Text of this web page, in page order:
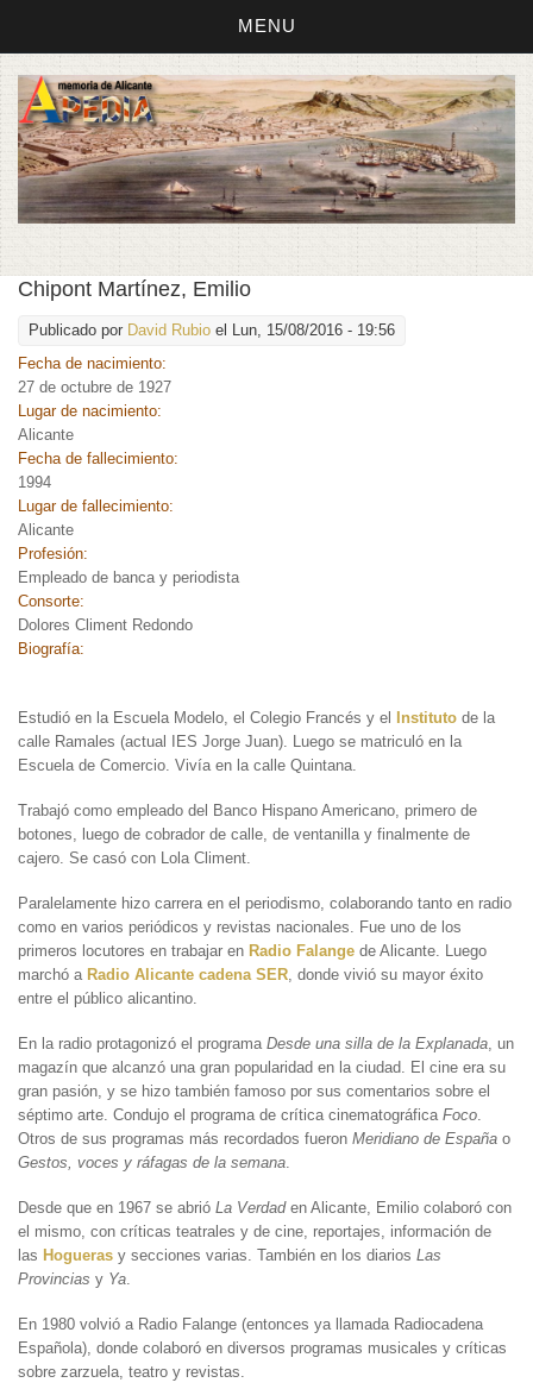
MENU
Chipont Martínez, Emilio
Publicado por David Rubio el Lun, 15/08/2016 - 19:56
Fecha de nacimiento:
27 de octubre de 1927
Lugar de nacimiento:
Alicante
Fecha de fallecimiento:
1994
Lugar de fallecimiento:
Alicante
Profesión:
Empleado de banca y periodista
Consorte:
Dolores Climent Redondo
Biografía:
Estudió en la Escuela Modelo, el Colegio Francés y el Instituto de la
calle Ramales (actual IES Jorge Juan). Luego se matriculó en la
Escuela de Comercio. Vivía en la calle Quintana.
Trabajó como empleado del Banco Hispano Americano, primero de
botones, luego de cobrador de calle, de ventanilla y finalmente de
cajero. Se casó con Lola Climent.
Paralelamente hizo carrera en el periodismo, colaborando tanto en radio
como en varios periódicos y revistas nacionales. Fue uno de los
primeros locutores en trabajar en Radio Falange de Alicante. Luego
marchó a Radio Alicante cadena SER , donde vivió su mayor éxito
entre el público alicantino.
En la radio protagonizó el programa Desde una silla de la Explanada , un
magazín que alcanzó una gran popularidad en la ciudad. El cine era su
gran pasión, y se hizo también famoso por sus comentarios sobre el
séptimo arte. Condujo el programa de crítica cinematográfica Foco
Otros de sus programas más recordados fueron Meridiano de España o
Gestos, voces y ráfagas de la semana
Desde que en 1967 se abrió La Verdaden Alicante, Emilio colaboró con
el mismo, con críticas teatrales y de cine, reportajes, información de
las Hogueras y secciones varias. También en los diarios Las
Provincias y Ya
En 1980 volvió a Radio Falange (entonces ya llamada Radiocadena
Española), donde colaboró en diversos programas musicales y críticas
sobre zarzuela, teatro y revistas.